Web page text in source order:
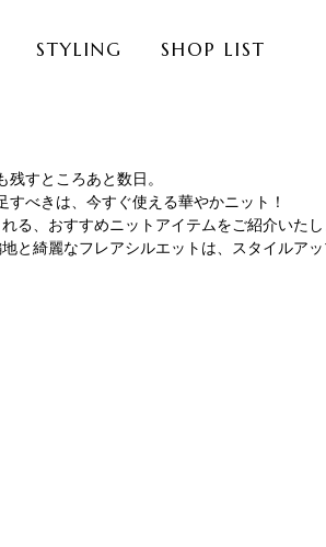
STYLING SHOP LIST
残すところあと数日。
すべきは、今すぐ使える華やかニット！
る、おすすめニットアイテムをご紹介いたし
綺麗なフレアシルエットは、スタイルア